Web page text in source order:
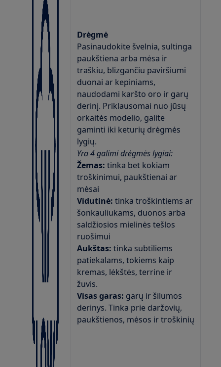
Drėgmė
Pasinaudokite švelnia, sultinga
paukštiena arba mėsa ir
traškiu, blizgančiu paviršiumi
duonai ar kepiniams,
naudodami karšto oro ir garų
derinį. Priklausomai nuo jūsų
orkaitės modelio, galite
gaminti iki keturių drėgmės
lygių.
Yra 4 galimi drėgmės lygiai:
Žemas: tinka bet kokiam
troškinimui, paukštienai ar
mėsai
Vidutinė: tinka troškintiems ar
šonkauliukams, duonos arba
saldžiosios mielinės tešlos
ruošimui
Aukštas: tinka subtiliems
patiekalams, tokiems kaip
kremas, lėkštės, terrine ir
žuvis.
Visas garas: garų ir šilumos
derinys. Tinka prie daržovių,
paukštienos, mėsos ir troškinių